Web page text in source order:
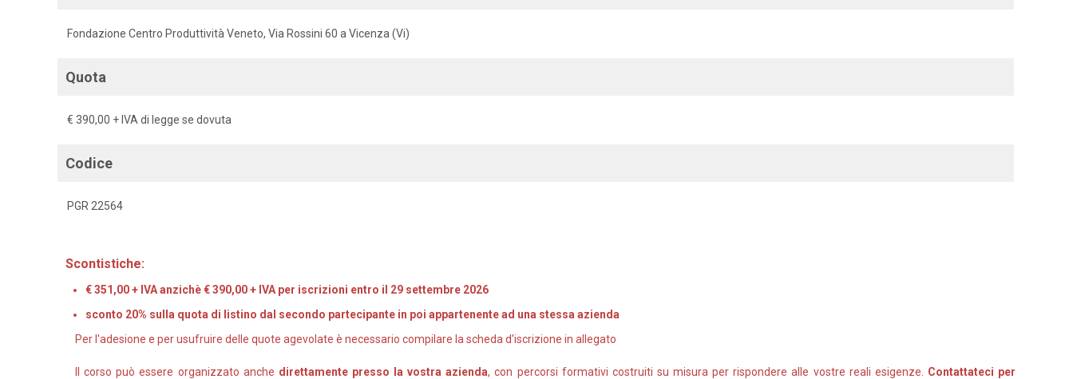
Fondazione Centro Produttività Veneto, Via Rossini 60 a Vicenza (Vi)
Quota
€ 390,00 + IVA di legge se dovuta
Codice
PGR 22564
Scontistiche:
€ 351,00 + IVA anzichè € 390,00 + IVA per iscrizioni entro il 29 settembre 2026
sconto 20% sulla quota di listino dal secondo partecipante in poi appartenente ad una stessa azienda
Per l'adesione e per usufruire delle quote agevolate è necessario compilare la scheda d'iscrizione in allegato
Il corso può essere organizzato anche direttamente presso la vostra azienda, con percorsi formativi costruiti su misura per rispondere alle vostre reali esigenze. Contattateci per